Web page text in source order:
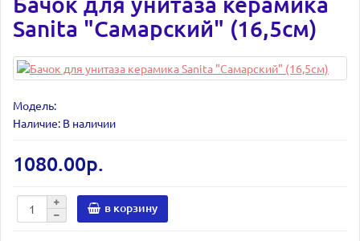
Sanita "Самарский" (16,5см)
Модель:
Наличие: В наличии
1080.00р.
в корзину